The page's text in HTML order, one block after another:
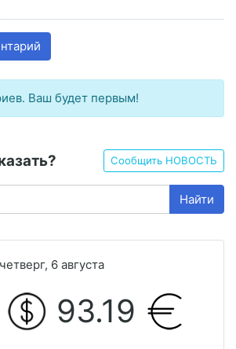
Ваш будет первым!
Сообщить НОВОСТЬ
Найти
6 августа
93.19